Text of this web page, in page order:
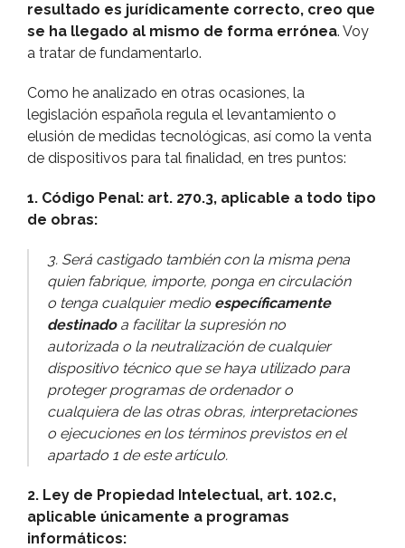
resultado es jurí­dicamente correcto, creo que
se ha llegado al mismo de forma errónea. Voy
a tratar de fundamentarlo.
Como he analizado en otras ocasiones, la
legislación española regula el levantamiento o
elusión de medidas tecnológicas, así­ como la venta
de dispositivos para tal finalidad, en tres puntos:
1. Código Penal: art. 270.3, aplicable a todo tipo
de obras:
3. Será castigado también con la misma pena
quien fabrique, importe, ponga en circulación
o tenga cualquier medio especí­ficamente
destinadoa facilitar la supresión no
autorizada o la neutralización de cualquier
dispositivo técnico que se haya utilizado para
proteger programas de ordenador o
cualquiera de las otras obras, interpretaciones
o ejecuciones en los términos previstos en el
apartado 1 de este artí­culo.
2. Ley de Propiedad Intelectual, art. 102.c,
aplicable únicamente a programas
informáticos: